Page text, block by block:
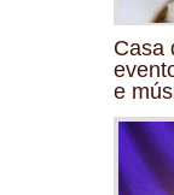
Casa
e